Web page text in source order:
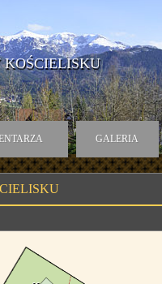
GALERIA